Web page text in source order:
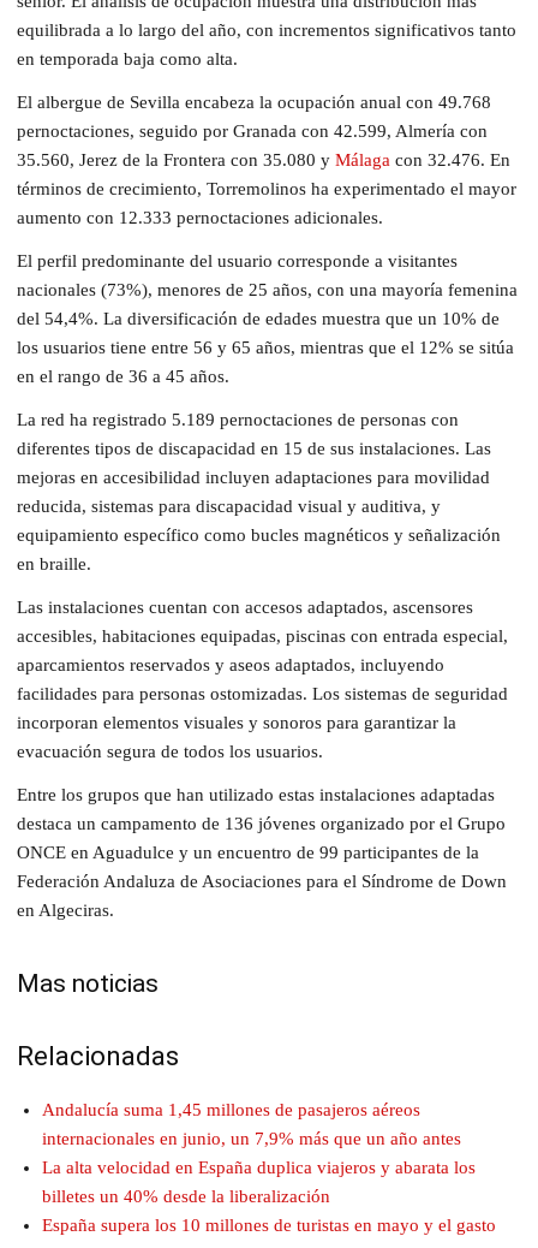
equilibrada a lo largo del año, con incrementos significativos tanto
en temporada baja como alta.
El albergue de Sevilla encabeza la ocupación anual con 49.768
pernoctaciones, seguido por Granada con 42.599, Almería con
35.560, Jerez de la Frontera con 35.080 y Málaga con 32.476. En
términos de crecimiento, Torremolinos ha experimentado el mayor
aumento con 12.333 pernoctaciones adicionales.
El perfil predominante del usuario corresponde a visitantes
nacionales (73%), menores de 25 años, con una mayoría femenina
del 54,4%. La diversificación de edades muestra que un 10% de
los usuarios tiene entre 56 y 65 años, mientras que el 12% se sitúa
en el rango de 36 a 45 años.
La red ha registrado 5.189 pernoctaciones de personas con
diferentes tipos de discapacidad en 15 de sus instalaciones. Las
mejoras en accesibilidad incluyen adaptaciones para movilidad
reducida, sistemas para discapacidad visual y auditiva, y
equipamiento específico como bucles magnéticos y señalización
en braille.
Las instalaciones cuentan con accesos adaptados, ascensores
accesibles, habitaciones equipadas, piscinas con entrada especial,
aparcamientos reservados y aseos adaptados, incluyendo
facilidades para personas ostomizadas. Los sistemas de seguridad
incorporan elementos visuales y sonoros para garantizar la
evacuación segura de todos los usuarios.
Entre los grupos que han utilizado estas instalaciones adaptadas
destaca un campamento de 136 jóvenes organizado por el Grupo
ONCE en Aguadulce y un encuentro de 99 participantes de la
Federación Andaluza de Asociaciones para el Síndrome de Down
en Algeciras.
Mas noticias
Relacionadas
Andalucía suma 1,45 millones de pasajeros aéreos
internacionales en junio, un 7,9% más que un año antes
La alta velocidad en España duplica viajeros y abarata los
billetes un 40% desde la liberalización
España supera los 10 millones de turistas en mayo y el gasto